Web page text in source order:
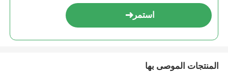
استمر
المنتجات الموصى بها